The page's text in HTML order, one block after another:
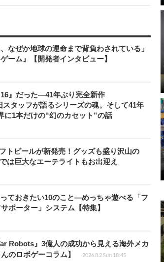
なぜか地球の運命まで背負わされている」
ーム』【開発者インタビュー】
』だった―41年ぶり完全新作
スタッフが語るシリーズの魂。そして41年
に1本だけの“幻のカセット”の話
トビールが新発売！グッズも盛り沢山の
は巨大なエーテライトもお出迎え
ておきたい10のこと―めっちゃ遊べる「フ
ポーター」システム【特集】
Robots』3億人の成功から見える海外メカ
のロボゲーコラム】
2026.8.2 Sun 18:45